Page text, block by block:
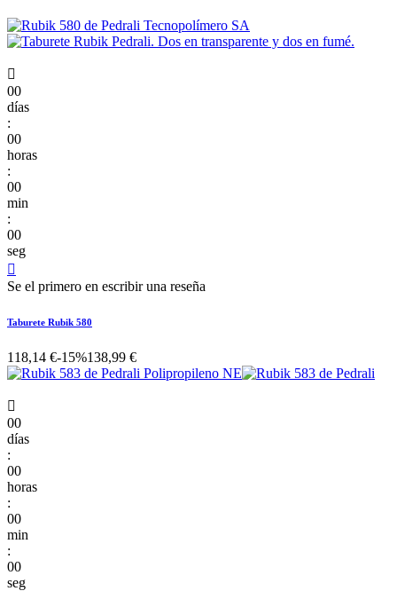

00
días
:
00
horas
:
00
min
:
00
seg

Se el primero en escribir una reseña
Taburete Rubik 580
118,14 €-15%138,99 €

00
días
:
00
horas
:
00
min
:
00
seg